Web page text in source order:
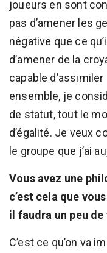
joueurs en sont
pas d’amener les
négative que ce
d’amener de la
capable
ensemble, je
de statut, tout le
d’égalité. Je veux
le groupe que j’ai
Vous avez une
c’est cela que
il faudra un peu de
C’est ce qu’on va